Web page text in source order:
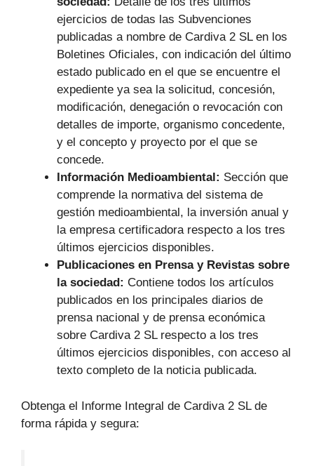
ejercicios de todas las Subvenciones
publicadas a nombre de Cardiva 2 SL en los
Boletines Oficiales, con indicación del último
estado publicado en el que se encuentre el
expediente ya sea la solicitud, concesión,
modificación, denegación o revocación con
detalles de importe, organismo concedente,
y el concepto y proyecto por el que se
concede.
Información Medioambiental: Sección que
comprende la normativa del sistema de
gestión medioambiental, la inversión anual y
la empresa certificadora respecto a los tres
últimos ejercicios disponibles.
Publicaciones en Prensa y Revistas sobre
la sociedad: Contiene todos los artículos
publicados en los principales diarios de
prensa nacional y de prensa económica
sobre Cardiva 2 SL respecto a los tres
últimos ejercicios disponibles, con acceso al
texto completo de la noticia publicada.
Obtenga el Informe Integral de Cardiva 2 SL de
forma rápida y segura: